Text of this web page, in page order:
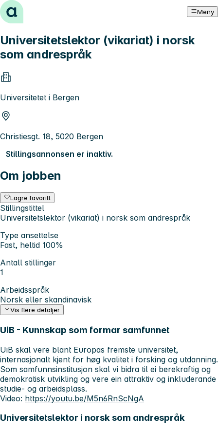
Hopp til innhold Meny
Universitetslektor (vikariat) i norsk
som andrespråk
Universitetet i Bergen
Christiesgt. 18, 5020 Bergen
Stillingsannonsen er inaktiv.
Om jobben
Lagre favoritt
Stillingstittel
Universitetslektor (vikariat) i norsk som andrespråk
Type ansettelse
Fast, heltid 100%
Antall stillinger
1
Arbeidsspråk
Norsk eller skandinavisk
Vis flere detaljer
UiB - Kunnskap som formar samfunnet
UiB skal vere blant Europas fremste universitet,
internasjonalt kjent for høg kvalitet i forsking og utdanning.
Som samfunnsinstitusjon skal vi bidra til ei berekraftig og
demokratisk utvikling og vere ein attraktiv og inkluderande
studie- og arbeidsplass.
Video: https://youtu.be/M5n6RnScNgA
Universitetslektor i norsk som andrespråk